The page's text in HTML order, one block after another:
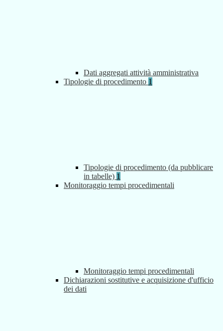
Dati aggregati attività amministrativa
Tipologie di procedimento 1
Tipologie di procedimento (da pubblicare
in tabelle) 1
Monitoraggio tempi procedimentali
Monitoraggio tempi procedimentali
Dichiarazioni sostitutive e acquisizione d'ufficio
dei dati